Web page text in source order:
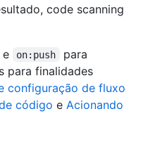
code scanning
e on:push
para
para finalidades
configuração de fluxo
código e Acionando